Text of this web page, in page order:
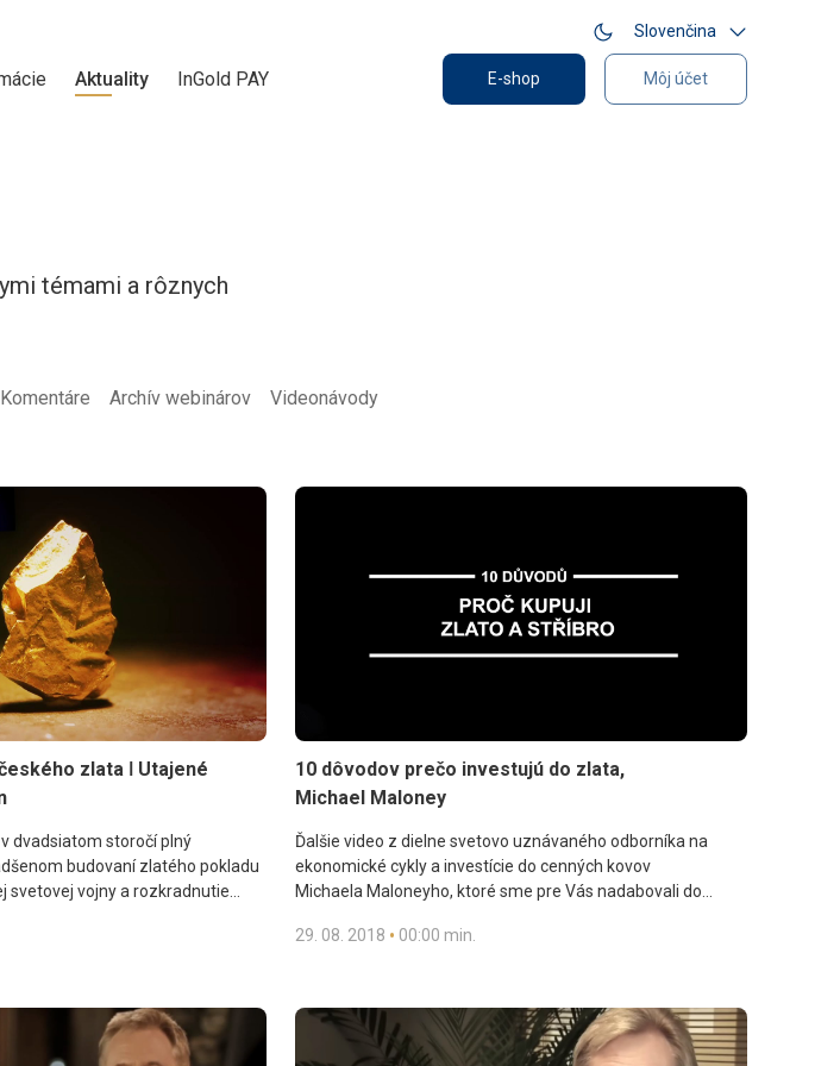
Slovenčina
Aktuality InGold PAY E-shop Môj účet
témami a rôznych
Komentáre Archív webinárov Videonávody
zlata ǀ Utajené
dvadsiatom storočí plný
budovaní zlatého pokladu
svetovej vojny a rozkradnutie
návrate do vlasti narážali na
motivovaná neochota ho
licitáciách
10 dôvodov prečo investujú do zlata,
Michael Maloney
Ďalšie video z dielne svetovo uznávaného odborníka na
ekonomické cykly a investície do cenných kovov
Michaela Maloneyho, ktoré sme pre Vás nadabovali do
podstatné dôvody, ktoré jeho osobne vedú k investovaniu do
29. 08. 2018 • 00:00 min.